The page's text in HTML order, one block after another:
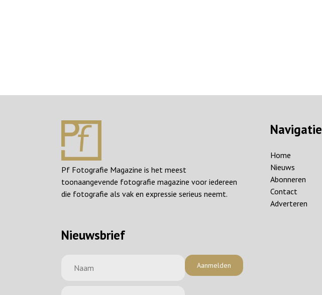
Pf Fotografie Magazine is het meest
toonaangevende fotografie magazine voor iedereen
die fotografie als vak en expressie serieus neemt.
Nieuwsbrief
Aanmelden
Navigatie
Home
Nieuws
Abonneren
Contact
Adverteren